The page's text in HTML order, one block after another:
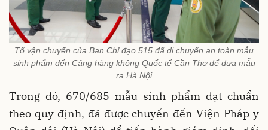
Tổ vận chuyển của Ban Chỉ đạo 515 đã di chuyển an toàn mẫu
sinh phẩm đến Cảng hàng không Quốc tế Cần Thơ để đưa mẫu
ra Hà Nội
Trong đó, 670/685 mẫu sinh phẩm đạt chuẩn
theo quy định, đã được chuyển đến Viện Pháp y